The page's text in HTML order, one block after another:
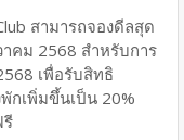
สามารถจองดีลสุด
คม 2568 สำหรับการ
เพื่อรับสิทธิ
กเพิ่มขึ้นเป็น 20%